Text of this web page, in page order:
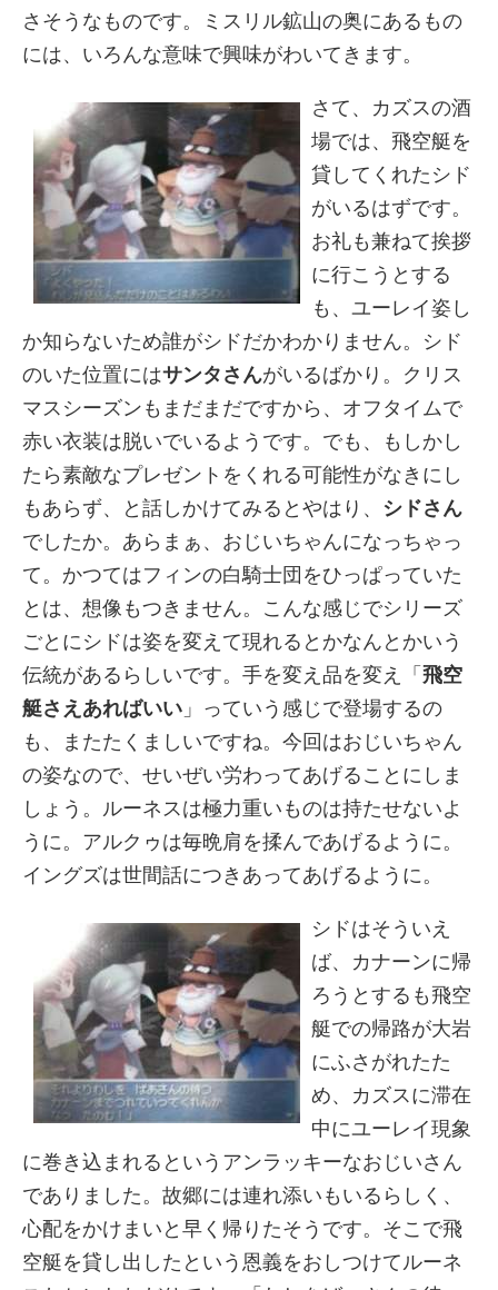
さそうなものです。ミスリル鉱山の奥にあるもの
には、いろんな意味で興味がわいてきます。
さて、カズスの酒
場では、飛空艇を
貸してくれたシド
がいるはずです。
お礼も兼ねて挨拶
に行こうとする
も、ユーレイ姿し
か知らないため誰がシドだかわかりません。シド
のいた位置にはサンタさんがいるばかり。クリス
マスシーズンもまだまだですから、オフタイムで
赤い衣装は脱いでいるようです。でも、もしかし
たら素敵なプレゼントをくれる可能性がなきにし
もあらず、と話しかけてみるとやはり、 シドさん
でしたか。あらまぁ、おじいちゃんになっちゃっ
て。かつてはフィンの白騎士団をひっぱっていた
とは、想像もつきません。こんな感じでシリーズ
ごとにシドは姿を変えて現れるとかなんとかいう
伝統があるらしいです。手を変え品を変え「 飛空
艇さえあればいい 」っていう感じで登場するの
も、またたくましいですね。今回はおじいちゃん
の姿なので、せいぜい労わってあげることにしま
しょう。ルーネスは極力重いものは持たせないよ
うに。アルクゥは毎晩肩を揉んであげるように。
イングズは世間話につきあってあげるように。
シドはそういえ
ば、カナーンに帰
ろうとするも飛空
艇での帰路が大岩
にふさがれたた
め、カズスに滞在
中にユーレイ現象
に巻き込まれるというアンラッキーなおじいさん
でありました。故郷には連れ添いもいるらしく、
心配をかけまいと早く帰りたそうです。そこで飛
空艇を貸し出したという恩義をおしつけてルーネ